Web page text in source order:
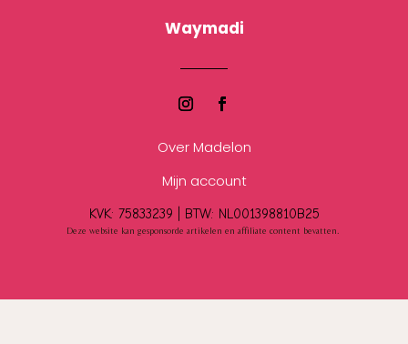
Waymadi
Over Madelon
Mijn account
KVK: 75833239 | BTW: NL001398810B25
Deze website kan gesponsorde artikelen en affiliate content bevatten.